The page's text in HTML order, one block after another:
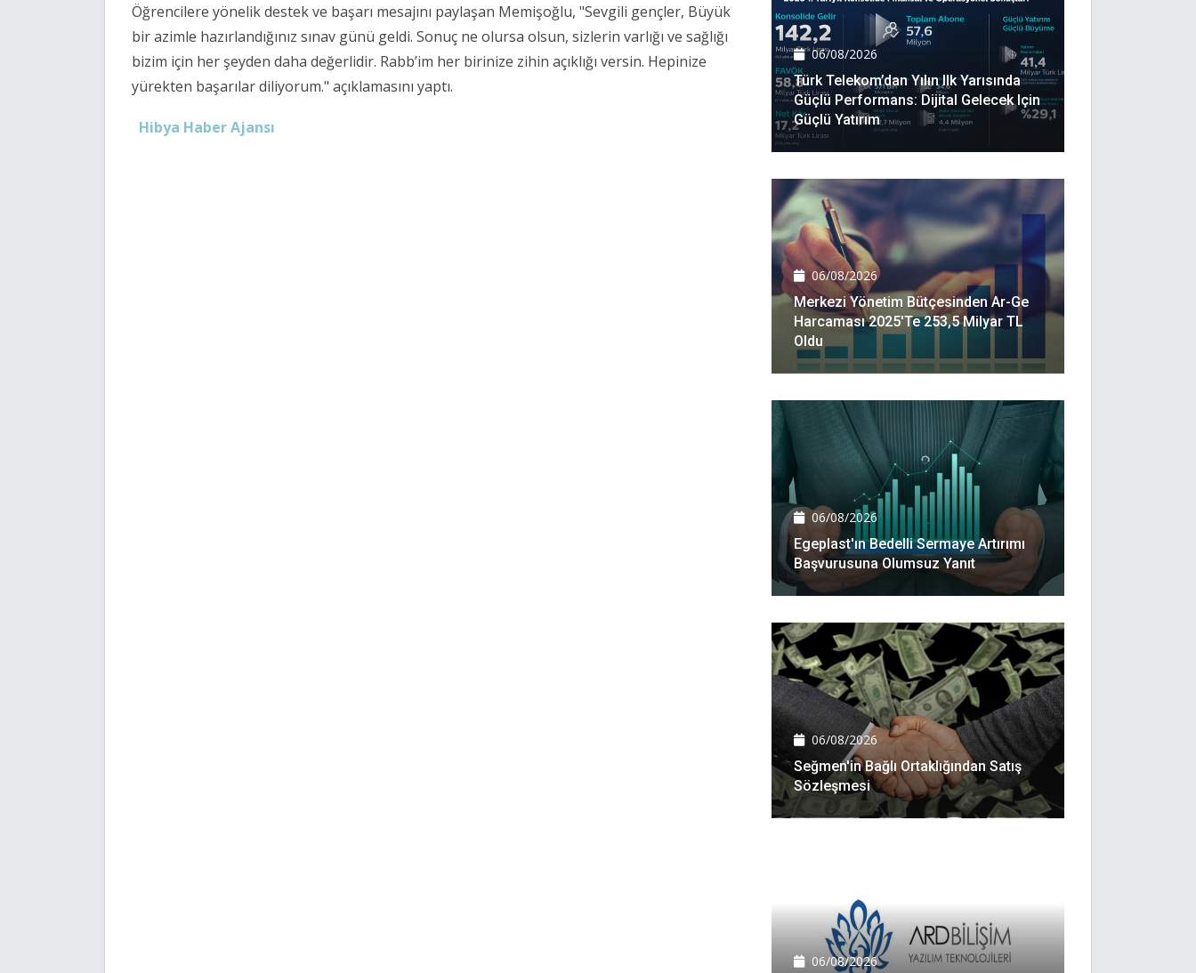
Öğrencilere yönelik destek ve başarı mesajını paylaşan Memişoğlu, "Sevgili gençler, Büyük
bir azimle hazırlandığınız sınav günü geldi. Sonuç ne olursa olsun, sizlerin varlığı ve sağlığı
bizim için her şeyden daha değerlidir. Rabb’im her birinize zihin açıklığı versin. Hepinize
yürekten başarılar diliyorum." açıklamasını yaptı.
Hibya Haber Ajansı
06/08/2026
Türk Telekom’dan Yılın Ilk Yarısında
Güçlü Performans: Dijital Gelecek Için
Güçlü Yatırım
06/08/2026
Merkezi Yönetim Bütçesinden Ar-Ge
Harcaması 2025'te 253,5 Milyar TL
Oldu
06/08/2026
Egeplast'ın Bedelli Sermaye Artırımı
Başvurusuna Olumsuz Yanıt
06/08/2026
Seğmen'in Bağlı Ortaklığından Satış
Sözleşmesi
06/08/2026